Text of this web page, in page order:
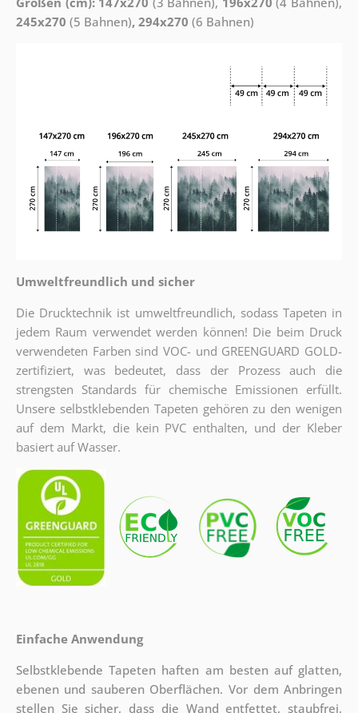
245x270 (5 Bahnen), 294x270 (6 Bahnen)
Umweltfreundlich und sicher
Die Drucktechnik ist umweltfreundlich, sodass Tapeten in
jedem Raum verwendet werden können! Die beim Druck
verwendeten Farben sind VOC- und GREENGUARD GOLD-
zertifiziert, was bedeutet, dass der Prozess auch die
strengsten Standards für chemische Emissionen erfüllt.
Unsere selbstklebenden Tapeten gehören zu den wenigen
auf dem Markt, die kein PVC enthalten, und der Kleber
basiert auf Wasser.
Einfache Anwendung
Selbstklebende Tapeten haften am besten auf glatten,
ebenen und sauberen Oberflächen. Vor dem Anbringen
stellen Sie sicher, dass die Wand entfettet, staubfrei,